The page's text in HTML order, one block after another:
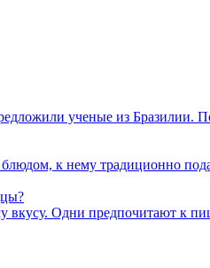
ученые из Бразилии.
к нему традиционно
Одни предпочитают к